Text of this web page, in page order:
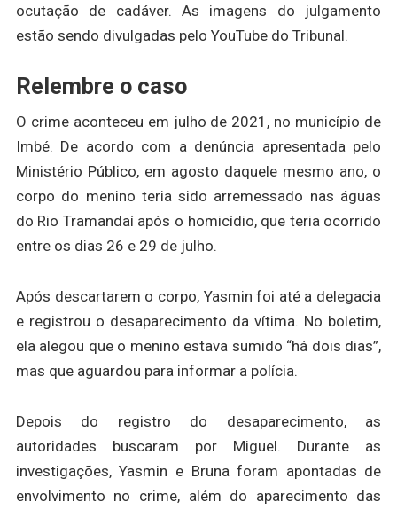
ocutação de cadáver. As imagens do julgamento
estão sendo divulgadas pelo YouTube do Tribunal.
Relembre o caso
O crime aconteceu em julho de 2021, no município de
Imbé. De acordo com a denúncia apresentada pelo
Ministério Público, em agosto daquele mesmo ano, o
corpo do menino teria sido arremessado nas águas
do Rio Tramandaí após o homicídio, que teria ocorrido
entre os dias 26 e 29 de julho.
Após descartarem o corpo, Yasmin foi até a delegacia
e registrou o desaparecimento da vítima. No boletim,
ela alegou que o menino estava sumido “há dois dias”,
mas que aguardou para informar a polícia.
Depois do registro do desaparecimento, as
autoridades buscaram por Miguel. Durante as
investigações, Yasmin e Bruna foram apontadas de
envolvimento no crime, além do aparecimento das